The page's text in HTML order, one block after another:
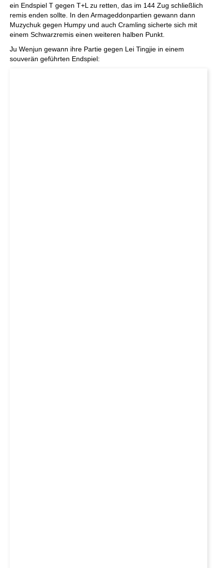
ein Endspiel T gegen T+L zu retten, das im 144 Zug schließlich
remis enden sollte. In den Armageddonpartien gewann dann
Muzychuk gegen Humpy und auch Cramling sicherte sich mit
einem Schwarzremis einen weiteren halben Punkt.
Ju Wenjun gewann ihre Partie gegen Lei Tingjie in einem
souverän geführten Endspiel: